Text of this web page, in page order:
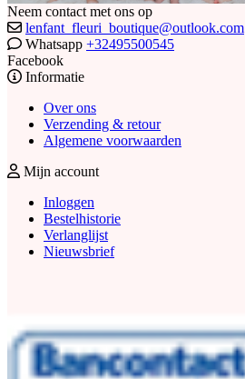
Neem contact met ons op
lenfant_fleuri_boutique@outlook.com
Whatsapp +32495500545
Facebook
Informatie
Over ons
Verzending & retour
Algemene voorwaarden
Mijn account
Inloggen
Bestelhistorie
Verlanglijst
Nieuwsbrief